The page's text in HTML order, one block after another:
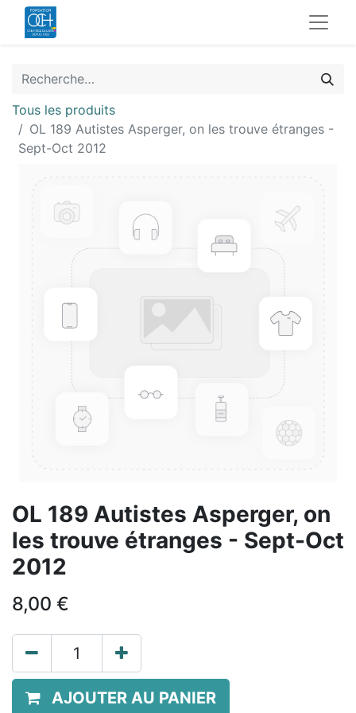
Tous les produits
OL 189 Autistes Asperger, on les trouve étranges -
Sept-Oct 2012
OL 189 Autistes Asperger, on
les trouve étranges - Sept-Oct
2012
8,00 €
AJOUTER AU PANIER